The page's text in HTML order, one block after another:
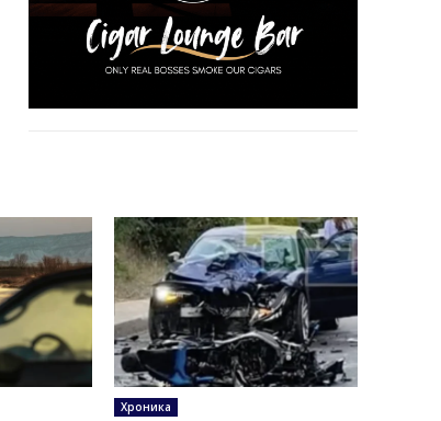
Хроника